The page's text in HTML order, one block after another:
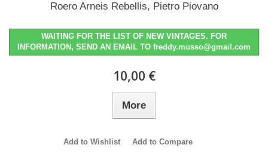
Roero Arneis Rebellis, Pietro Piovano
WAITING FOR THE LIST OF NEW VINTAGES. FOR
INFORMATION, SEND AN EMAIL TO freddy.musso@gmail.com
10,00 €
More
Add to Wishlist Add to Compare